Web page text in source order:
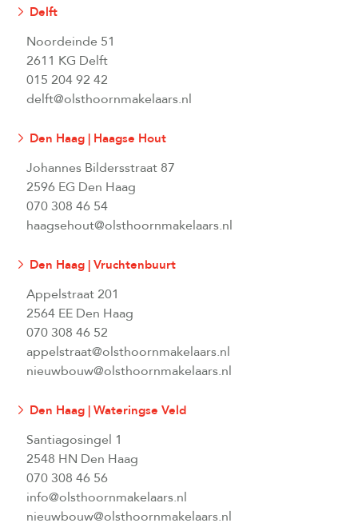
Delft
Noordeinde 51
2611 KG Delft
015 204 92 42
delft@olsthoornmakelaars.nl
Den Haag | Haagse Hout
Johannes Bildersstraat 87
2596 EG Den Haag
070 308 46 54
haagsehout@olsthoornmakelaars.nl
Den Haag | Vruchtenbuurt
Appelstraat 201
2564 EE Den Haag
070 308 46 52
appelstraat@olsthoornmakelaars.nl
nieuwbouw@olsthoornmakelaars.nl
Den Haag | Wateringse Veld
Santiagosingel 1
2548 HN Den Haag
070 308 46 56
info@olsthoornmakelaars.nl
nieuwbouw@olsthoornmakelaars.nl